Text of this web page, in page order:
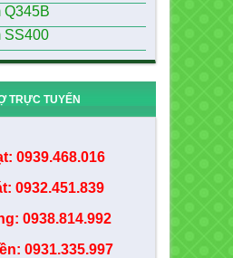
Q345B
SS400
TRỰC TUYẾN
0939.468.016
0932.451.839
0938.814.992
0931.335.997